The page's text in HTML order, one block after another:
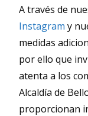
A través de
Instagram y
medidas
por ello que
atenta a los
Alcaldía de
proporcionan